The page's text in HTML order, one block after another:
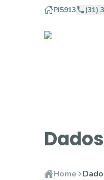
PJ5913 (31)
Home